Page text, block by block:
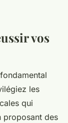
vos
les
qui
proposant des